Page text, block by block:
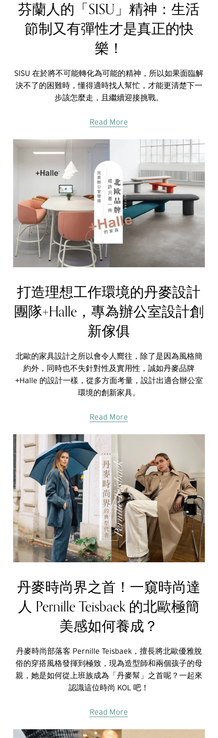
芬蘭人的「SISU」精神：生活
節制又有彈性才是真正的快
樂！
SISU 在於將不可能轉化為可能的精神，所以如果面臨解
決不了的困難時，懂得適時找人幫忙，才能更清楚下一
步該怎麼走，且繼續迎接挑戰。
Read More
打造理想工作環境的丹麥設計
團隊+Halle，專為辦公室設計創
新傢俱
北歐的家具設計之所以會令人嚮往，除了是因為風格簡
約外，同時也不失針對性及實用性，誠如丹麥品牌
+Halle 的設計一樣，從多方面考量，設計出適合辦公室
環境的創新家具。
Read More
丹麥時尚界之首！一窺時尚達
人 Pernille Teisbaek 的北歐極簡
美感如何養成？
丹麥時尚部落客 Pernille Teisbaek，擅長將北歐優雅脫
俗的穿搭風格發揮到極致，現為造型師和兩個孩子的母
親，她是如何從上班族成為「丹麥幫」之首呢？一起來
認識這位時尚 KOL 吧！
Read More